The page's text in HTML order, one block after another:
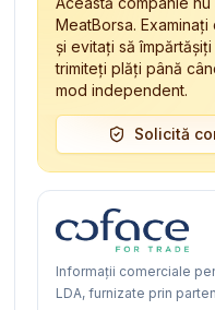
MeatBorsa.
și evitați să
trimiteți plăți până
mod independent.
Solicită
Informații comerciale
LDA, furnizate prin